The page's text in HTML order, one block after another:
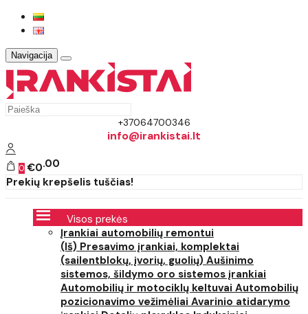
Navigacija
+37064700346
info@irankistai.lt
0 €0 00
Prekių krepšelis tuščias!
Visos prekės
Įrankiai automobilių remontui
(Iš) Presavimo įrankiai, komplektai
(sailentblokų, įvorių, guolių) Aušinimo
sistemos, šildymo oro sistemos įrankiai
Automobilių ir motociklų keltuvai Automobilių
pozicionavimo vežimėliai Avarinio atidarymo